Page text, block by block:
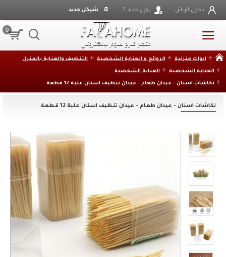
دخول الزبائن زبون جديد ؟ ₪ شيكل جديد
0
ادوات منزلية الروائح و العناية الشخصية التنظيف والعناية بالمنزل
العناية الشخصية العناية الشخصية
نكاشات اسنان - عيدان طعام - عيدان تنظيف اسنان علبة 12 قطعة
نكاشات اسنان - عيدان طعام - عيدان تنظيف اسنان علبة 12 قطعة